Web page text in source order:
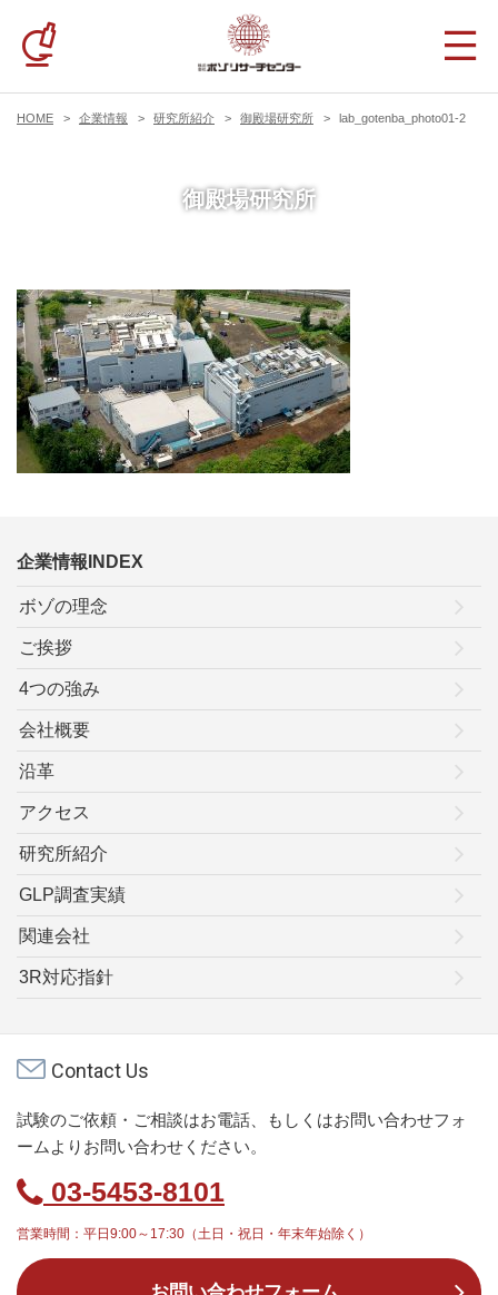
HOME 企業情報 研究所紹介 御殿場研究所 lab_gotenba_photo01-2
御殿場研究所
企業情報INDEX
ボゾの理念
ご挨拶
4つの強み
会社概要
沿革
アクセス
研究所紹介
GLP調査実績
関連会社
3R対応指針
Contact Us
試験のご依頼・ご相談はお電話、もしくはお問い合わせフォ
ームよりお問い合わせください。
03-5453-8101
営業時間：平日9:00～17:30（土日・祝日・年末年始除く）